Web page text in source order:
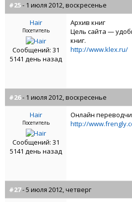
#25- 1 июля 2012, воскресенье
Hair
Посетитель
Сообщений: 31
5141 день назад
Архив книг
Цель сайта —
книг.
http://www.klex.ru/
#26- 1 июля 2012, воскресенье
Hair
Посетитель
Сообщений: 31
5141 день назад
Онлайн
http://
#27- 5 июля 2012, четверг